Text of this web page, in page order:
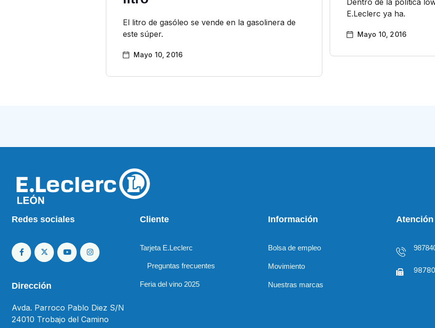
El litro de gasóleo se vende en la gasolinera de
este súper.
Mayo 10, 2016
Dentro de la política
E.Leclerc ya ha.
Mayo 10, 2016
Redes sociales
Dirección
Avda. Parroco Pablo Diez S/N
24010 Trobajo del Camino
Cliente
Tarjeta E.Leclerc
Preguntas frecuentes
Feria del vino 2025
Información
Bolsa de empleo
Movimiento
Nuestras marcas